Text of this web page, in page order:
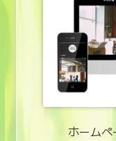
ホーム